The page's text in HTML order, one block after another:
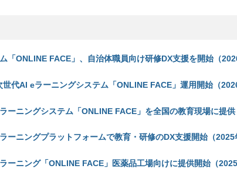
「ONLINE FACE」、自治体職員向け研修DX支援を開始（
代AI eラーニングシステム「ONLINE FACE」運用開始（
ーニングシステム「ONLINE FACE」を全国の教育現場に提供
ーニングプラットフォームで教育・研修のDX支援開始（2025
ーニング「ONLINE FACE」医薬品工場向けに提供開始（